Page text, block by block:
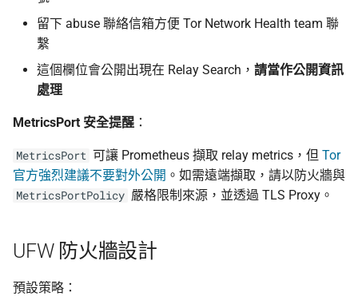
留下 abuse 聯絡信箱方便 Tor Network Health team 聯
繫
這個欄位會公開出現在 Relay Search， 請當作公開資訊
處理
MetricsPort 安全提醒 ：
MetricsPort 可讓 Prometheus 擷取 relay metrics，但 Tor
官方強烈建議不要對外公開 。如需遠端擷取，請以防火牆與
MetricsPortPolicy 嚴格限制來源，並透過 TLS Proxy。
UFW 防火牆設計
預設策略：